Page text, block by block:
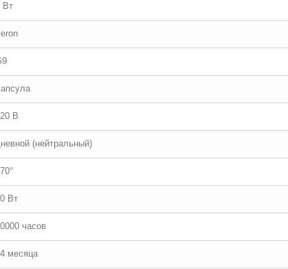
Вт
В
(нейтральный)
Вт
часов
месяца